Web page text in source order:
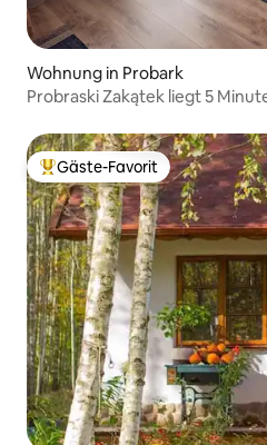
Wohnung in Probark
Probraski Zakątek liegt 5
Beliebter Gäste-Favorit.
Gäste-Favorit